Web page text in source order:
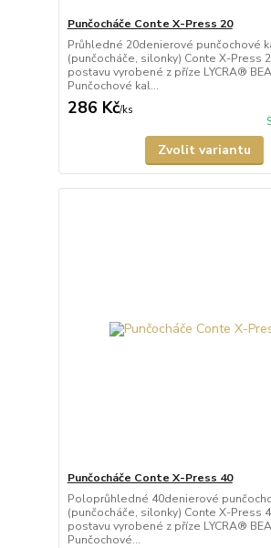
Punčocháče Conte X-Press 20
Průhledné 20denierové punčochové
(punčocháče, silonky) Conte X-Press
postavu vyrobené z příze LYCRA®
Punčochové kal...
286 Kč/ks
Zvolit variantu
Punčocháče Conte X-Press 40
Poloprůhledné 40denierové
(punčocháče, silonky) Conte X-Press
postavu vyrobené z příze LYCRA®
Punčochové...